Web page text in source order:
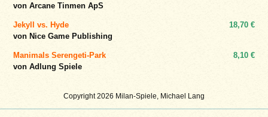
Copyright 2026 Milan-Spiele, Michael Lang
von Arcane Tinmen ApS
Jekyll vs. Hyde
von Nice Game Publishing
18,70 €
Manimals Serengeti-Park
von Adlung Spiele
8,10 €